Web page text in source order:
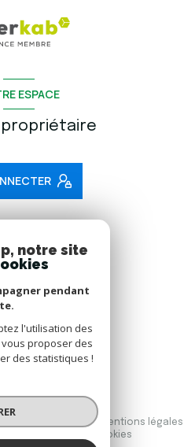
ESPACE
propriétaire
Mentions légales
Cookies
notre site
pendant
l'utilisation des
proposer des
des statistiques !